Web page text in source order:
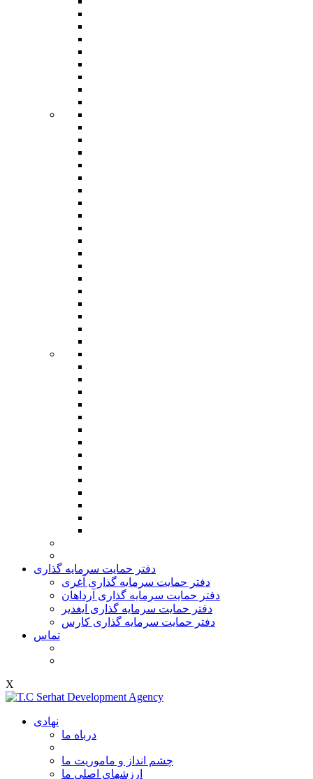
دفتر حمایت سرمایه گذاری
دفتر حمایت سرمایه گذاری آغری
دفتر حمایت سرمایه گذاری آرداهان
دفتر حمایت سرمایه گذاری ایغدیر
دفتر حمایت سرمایه گذاری کارس
تماس
X
نهادی
درباه ما
چشم انداز و ماموریت ما
ارزشهای اصلی ما